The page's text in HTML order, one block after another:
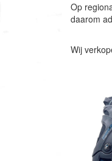
Op
daarom
Wij